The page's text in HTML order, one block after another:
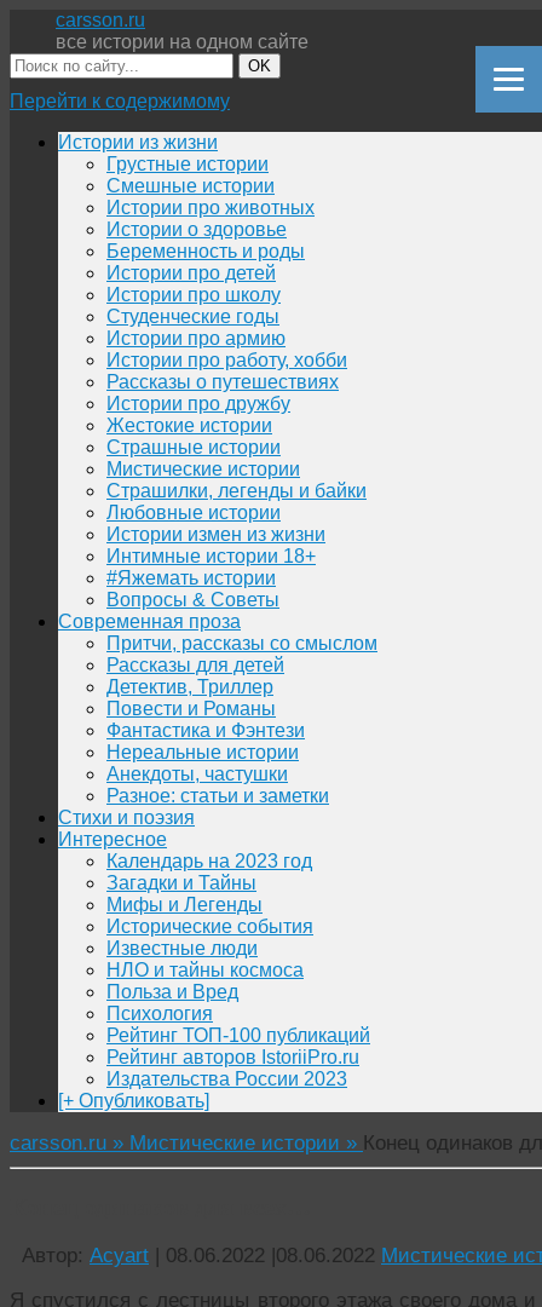
carsson.ru
все истории на одном сайте
OK
Перейти к содержимому
Истории из жизни
Грустные истории
Смешные истории
Истории про животных
Истории о здоровье
Беременность и роды
Истории про детей
Истории про школу
Студенческие годы
Истории про армию
Истории про работу, хобби
Рассказы о путешествиях
Истории про дружбу
Жестокие истории
Страшные истории
Мистические истории
Страшилки, легенды и байки
Любовные истории
Истории измен из жизни
Интимные истории 18+
#Яжемать истории
Вопросы & Советы
Современная проза
Притчи, рассказы со смыслом
Рассказы для детей
Детектив, Триллер
Повести и Романы
Фантастика и Фэнтези
Нереальные истории
Анекдоты, частушки
Разное: статьи и заметки
Стихи и поэзия
Интересное
Календарь на 2023 год
Загадки и Тайны
Мифы и Легенды
Исторические события
Известные люди
НЛО и тайны космоса
Польза и Вред
Психология
Рейтинг ТОП-100 публикаций
Рейтинг авторов IstoriiPro.ru
Издательства России 2023
[+ Опубликовать]
carsson.ru » Мистические истории » Конец одинаков
Автор: Acyart | 08.06.2022 |08.06.2022 Мистические
Я спустился с лестницы второго этажа своего дома